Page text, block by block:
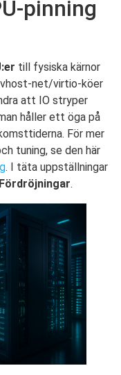
pinning
till fysiska kärnor
net/virtio-köer
att IO stryper
håller ett öga på
För mer
tuning, se den här
. I täta uppställningar
Fördröjningar.